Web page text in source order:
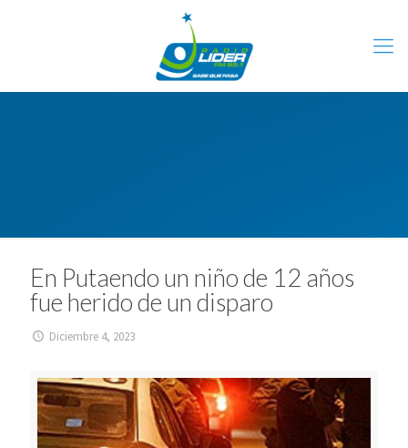
En Putaendo un niño de 12 años
fue herido de un disparo
Diciembre 4, 2023